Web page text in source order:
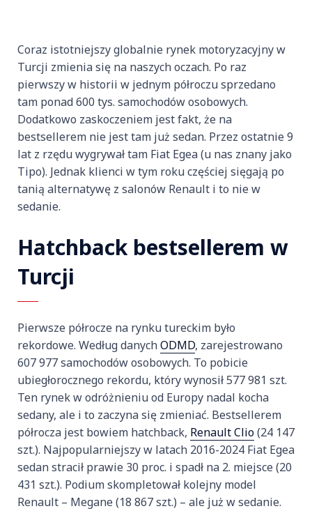
Coraz istotniejszy globalnie rynek motoryzacyjny w
Turcji zmienia się na naszych oczach. Po raz
pierwszy w historii w jednym półroczu sprzedano
tam ponad 600 tys. samochodów osobowych.
Dodatkowo zaskoczeniem jest fakt, że na
bestsellerem nie jest tam już sedan. Przez ostatnie 9
lat z rzędu wygrywał tam Fiat Egea (u nas znany jako
Tipo). Jednak klienci w tym roku częściej sięgają po
tanią alternatywę z salonów Renault i to nie w
sedanie.
Hatchbackbestsellerem w
Turcji
Pierwsze półrocze na rynku tureckim było
rekordowe. Według danychODMD, zarejestrowano
607 977 samochodów osobowych. To pobicie
ubiegłorocznego rekordu, który wynosił 577 981 szt.
Ten rynek w odróżnieniu od Europy nadal kocha
sedany, ale i to zaczyna się zmieniać. Bestsellerem
półrocza jest bowiem hatchback, Renault Clio(24 147
szt.). Najpopularniejszy w latach 2016-2024 Fiat Egea
sedan stracił prawie 30 proc. i spadł na 2. miejsce (20
431 szt.). Podium skompletował kolejny model
Renault – Megane (18 867 szt.) – ale już w sedanie.